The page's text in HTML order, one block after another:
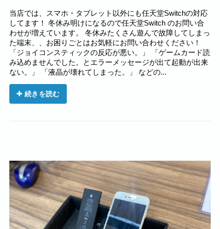
当店では、スマホ・タブレット以外にも任天堂Switchの対応
してます！ 冬休み明けになるので任天堂Switch のお問い合
わせが増えています。 冬休みたくさん遊んで故障してしまっ
た端末、、お困りごとはお気軽にお問い合わせください！
「ジョイコンスティックの反応が悪い。」 「ゲームカード読
み込めませんでした。とエラーメッセージが出て起動が出来
ない。」 「液晶が壊れてしまった。」 などの...
続きを読む